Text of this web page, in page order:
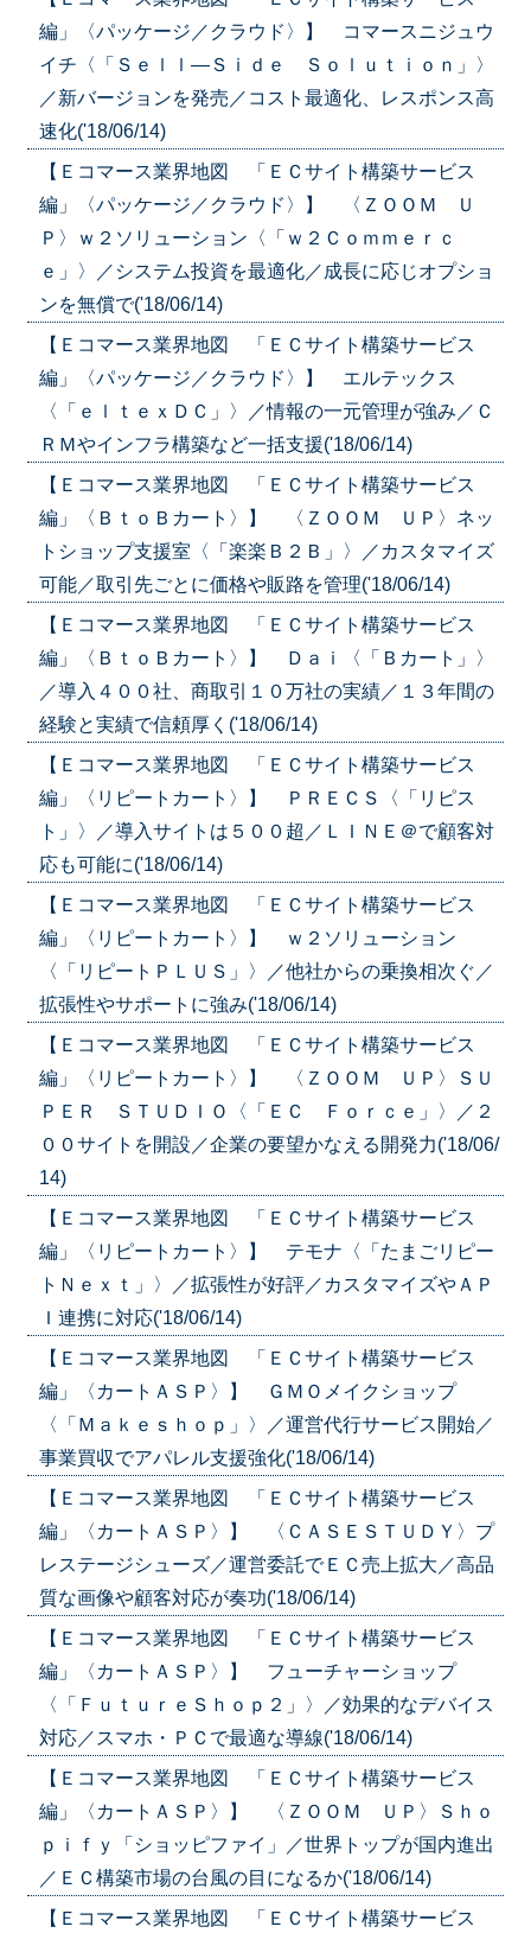
編」〈パッケージ／クラウド〉】 コマースニジュウ
イチ〈「Ｓｅｌｌ—Ｓｉｄｅ Ｓｏｌｕｔｉｏｎ」〉
／新バージョンを発売／コスト最適化、レスポンス高
速化('18/06/14)
【Ｅコマース業界地図 「ＥＣサイト構築サービス
編」〈パッケージ／クラウド〉】 〈ＺＯＯＭ Ｕ
Ｐ〉ｗ２ソリューション〈「ｗ２Ｃｏｍｍｅｒｃ
ｅ」〉／システム投資を最適化／成長に応じオプショ
ンを無償で('18/06/14)
【Ｅコマース業界地図 「ＥＣサイト構築サービス
編」〈パッケージ／クラウド〉】 エルテックス
〈「ｅｌｔｅｘＤＣ」〉／情報の一元管理が強み／Ｃ
ＲＭやインフラ構築など一括支援('18/06/14)
【Ｅコマース業界地図 「ＥＣサイト構築サービス
編」〈ＢｔｏＢカート〉】 〈ＺＯＯＭ ＵＰ〉ネッ
トショップ支援室〈「楽楽Ｂ２Ｂ」〉／カスタマイズ
可能／取引先ごとに価格や販路を管理('18/06/14)
【Ｅコマース業界地図 「ＥＣサイト構築サービス
編」〈ＢｔｏＢカート〉】 Ｄａｉ〈「Ｂカート」〉
／導入４００社、商取引１０万社の実績／１３年間の
経験と実績で信頼厚く('18/06/14)
【Ｅコマース業界地図 「ＥＣサイト構築サービス
編」〈リピートカート〉】 ＰＲＥＣＳ〈「リピス
ト」〉／導入サイトは５００超／ＬＩＮＥ＠で顧客対
応も可能に('18/06/14)
【Ｅコマース業界地図 「ＥＣサイト構築サービス
編」〈リピートカート〉】 ｗ２ソリューション
〈「リピートＰＬＵＳ」〉／他社からの乗換相次ぐ／
拡張性やサポートに強み('18/06/14)
【Ｅコマース業界地図 「ＥＣサイト構築サービス
編」〈リピートカート〉】 〈ＺＯＯＭ ＵＰ〉ＳＵ
ＰＥＲ ＳＴＵＤＩＯ〈「ＥＣ Ｆｏｒｃｅ」〉／２
００サイトを開設／企業の要望かなえる開発力('18/06/
14)
【Ｅコマース業界地図 「ＥＣサイト構築サービス
編」〈リピートカート〉】 テモナ〈「たまごリピー
トＮｅｘｔ」〉／拡張性が好評／カスタマイズやＡＰ
Ｉ連携に対応('18/06/14)
【Ｅコマース業界地図 「ＥＣサイト構築サービス
編」〈カートＡＳＰ〉】 ＧＭＯメイクショップ
〈「Ｍａｋｅｓｈｏｐ」〉／運営代行サービス開始／
事業買収でアパレル支援強化('18/06/14)
【Ｅコマース業界地図 「ＥＣサイト構築サービス
編」〈カートＡＳＰ〉】 〈ＣＡＳＥＳＴＵＤＹ〉プ
レステージシューズ／運営委託でＥＣ売上拡大／高品
質な画像や顧客対応が奏功('18/06/14)
【Ｅコマース業界地図 「ＥＣサイト構築サービス
編」〈カートＡＳＰ〉】 フューチャーショップ
〈「ＦｕｔｕｒｅＳｈｏｐ２」〉／効果的なデバイス
対応／スマホ・ＰＣで最適な導線('18/06/14)
【Ｅコマース業界地図 「ＥＣサイト構築サービス
編」〈カートＡＳＰ〉】 〈ＺＯＯＭ ＵＰ〉Ｓｈｏ
ｐｉｆｙ「ショッピファイ」／世界トップが国内進出
／ＥＣ構築市場の台風の目になるか('18/06/14)
【Ｅコマース業界地図 「ＥＣサイト構築サービス